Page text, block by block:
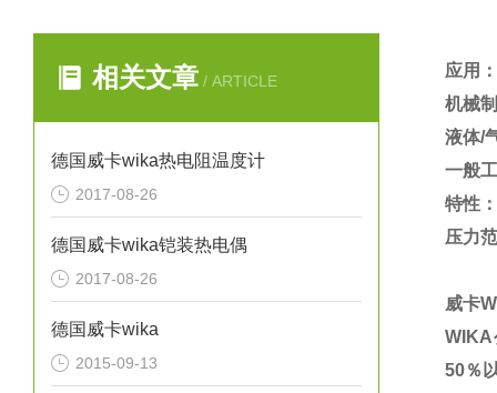
相关文章 / ARTICLE
德国威卡wika热电阻温度计
2017-08-26
德国威卡wika铠装热电偶
2017-08-26
德国威卡wika
2015-09-13
应用：
机械
液体/
一般
特性：
压力
威卡
WIKA
50％